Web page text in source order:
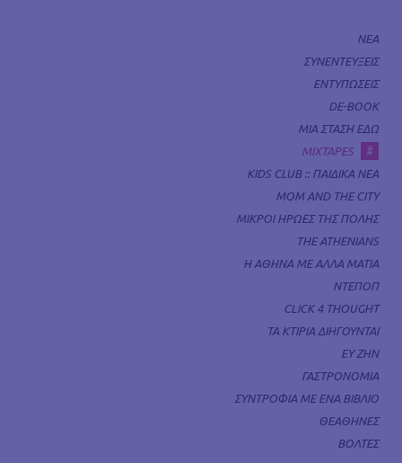
ΝΕΑ
ΣΥΝΕΝΤΕΥΞΕΙΣ
ΕΝΤΥΠΩΣΕΙΣ
DE-BOOK
ΜΙΑ ΣΤΑΣΗ ΕΔΩ
MIXTAPES
#
KIDS CLUB :: ΠΑΙΔΙΚΑ ΝΕΑ
MOM AND THE CITY
ΜΙΚΡΟΙ ΗΡΩΕΣ ΤΗΣ ΠΟΛΗΣ
THE ATHENIANS
Η ΑΘΗΝΑ ΜΕ ΑΛΛΑ ΜΑΤΙΑ
ΝΤΕΠΟΠ
CLICK 4 THOUGHT
ΤΑ ΚΤΙΡΙΑ ΔΙΗΓΟΥΝΤΑΙ
ΕΥ ΖΗΝ
ΓΑΣΤΡΟΝΟΜΙΑ
ΣΥΝΤΡΟΦΙΑ ΜΕ ΕΝΑ ΒΙΒΛΙΟ
ΘΕΑΘΗΝΕΣ
ΒΟΛΤΕΣ